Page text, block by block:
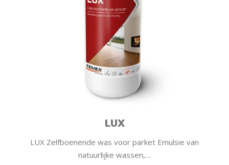
LUX
LUX Zelfboenende was voor parket Emulsie van
natuurlijke wassen,…